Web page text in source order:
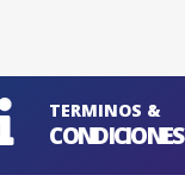
TERMINOS &
CONDICIONES